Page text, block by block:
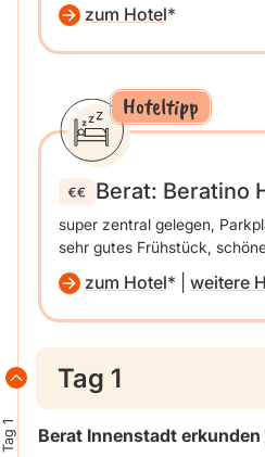
zum Hotel
Hoteltipp
Berat: Beratino
super zentral gelegen,
sehr gutes Frühstück,
zum Hotel weitere
Tag 1
Tag 1
Berat Innenstadt erkunden